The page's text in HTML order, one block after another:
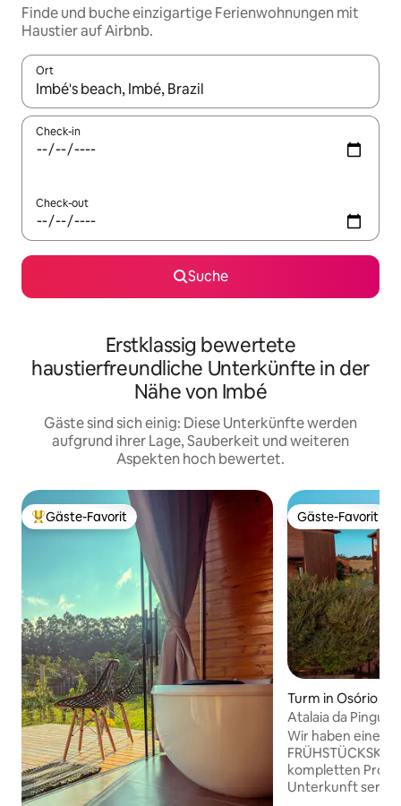
Finde und buche einzigartige Ferienwohnungen mit
Haustier auf Airbnb.
Ort
Wenn Ergebnisse verfügbar sind, navigiere mit den
Check-in
Check-out
Suche
Erstklassig bewertete
haustierfreundliche Unterkünfte in der
Nähe von Imbé
Gäste sind sich einig: Diese Unterkünfte werden
aufgrund ihrer Lage, Sauberkeit und weiteren
Aspekten hoch bewertet.
Beliebter Gäste-Favorit.
Gäste-Favorit Gäste-Favorit
Gäste-Favorit
Turm in Osório
Atalaia da
Panoramablick
Wir haben einen
kompletten
Unterkunft